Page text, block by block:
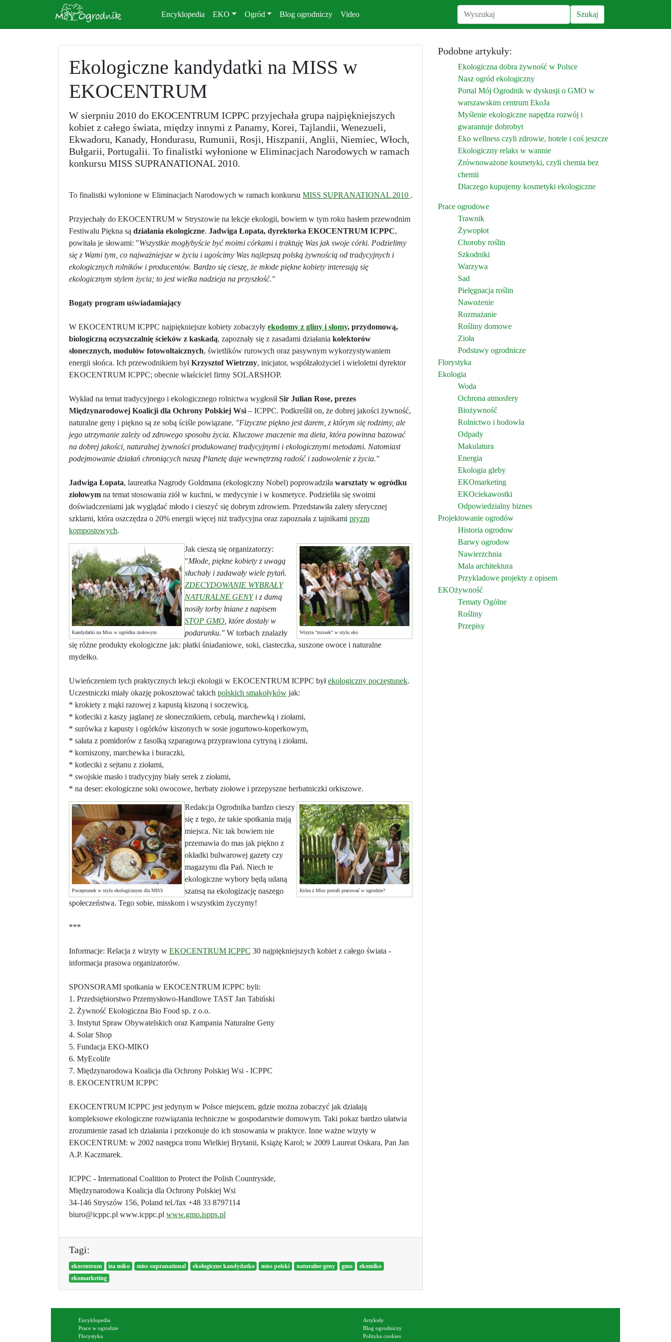
Encyklopedia EKO Ogród Blog ogrodniczy Video
Ekologiczne kandydatki na MISS w
EKOCENTRUM
W sierpniu 2010 do EKOCENTRUM ICPPC przyjechała grupa najpiękniejszych
kobiet z całego świata, między innymi z Panamy, Korei, Tajlandii, Wenezueli,
Ekwadoru, Kanady, Hondurasu, Rumunii, Rosji, Hiszpanii, Anglii, Niemiec, Włoch,
Bułgarii, Portugalii. To finalistki wyłonione w Eliminacjach Narodowych w ramach
konkursu MISS SUPRANATIONAL 2010.
To finalistki wyłonione w Eliminacjach Narodowych w ramach konkursu MISS SUPRANATIONAL 2010 .
Przyjechały do EKOCENTRUM w Stryszowie na lekcje ekologii, bowiem w tym roku hasłem przewodnim
Festiwalu Piękna są działania ekologiczne. Jadwiga Łopata, dyrektorka EKOCENTRUM ICPPC,
powitała je słowami: "Wszystkie mogłybyście być moimi córkami i traktuję Was jak swoje córki. Podzielimy
się z Wami tym, co najważniejsze w życiu i ugościmy Was najlepszą polską żywnością od tradycyjnych i
ekologicznych rolników i producentów. Bardzo się cieszę, że młode piękne kobiety interesują się
ekologicznym stylem życia; to jest wielka nadzieja na przyszłość."
Bogaty program uświadamiający
W EKOCENTRUM ICPPC najpiękniejsze kobiety zobaczyły ekodomy z gliny i słomy, przydomową,
biologiczną oczyszczalnię ścieków z kaskadą, zapoznały się z zasadami działania kolektorów
słonecznych, modułów fotowoltaicznych, świetlików rurowych oraz pasywnym wykorzystywaniem
energii słońca. Ich przewodnikiem byłKrzysztof Wietrzny, inicjator, współzałożyciel i wieloletni dyrektor
EKOCENTRUM ICPPC; obecnie właściciel firmy SOLARSHOP.
Wykład na temat tradycyjnego i ekologicznego rolnictwa wygłosiłSir Julian Rose, prezes
Międzynarodowej Koalicji dla Ochrony Polskiej Wsi– ICPPC. Podkreślił on, że dobrej jakości żywność,
naturalne geny i piękno są ze sobą ściśle powiązane. "Fizyczne piękno jest darem, z którym się rodzimy, ale
jego utrzymanie zależy od zdrowego sposobu życia. Kluczowe znaczenie ma dieta, która powinna bazować
na dobrej jakości, naturalnej żywności produkowanej tradycyjnymi i ekologicznymi metodami. Natomiast
podejmowanie działań chroniących naszą Planetę daje wewnętrzną radość i zadowolenie z życia."
Jadwiga Łopata, laureatka Nagrody Goldmana (ekologiczny Nobel) poprowadziła warsztaty w ogródku
ziołowym na temat stosowania ziół w kuchni, w medycynie i w kosmetyce. Podzieliła się swoimi
doświadczeniami jak wyglądać młodo i cieszyć się dobrym zdrowiem. Przedstawiła zalety sferycznej
szklarni, która oszczędza o 20% energii więcej niż tradycyjna oraz zapoznała z tajnikami pryzm
kompostowych.
Kandydatki na Miss w ogródku ziołowym Wizyta "missek" w stylu eko
Jak cieszą się organizatorzy:
"Młode, piękne kobiety z uwagą
słuchały i zadawały wiele pytań.
ZDECYDOWANIE WYBRAŁY
NATURALNE GENYi z dumą
nosiły torby lniane z napisem
STOP GMO, które dostały w
podarunku." W torbach znalazły
się różne produkty ekologiczne jak: płatki śniadaniowe, soki, ciasteczka, suszone owoce i naturalne
mydełko.
Uwieńczeniem tych praktycznych lekcji ekologii w EKOCENTRUM ICPPC byłekologiczny poczęstunek.
Uczestniczki miały okazję pokosztować takich polskich smakołyków jak:
* krokiety z mąki razowej z kapustą kiszoną i soczewicą,
* kotleciki z kaszy jaglanej ze słonecznikiem, cebulą, marchewką i ziołami,
* surówka z kapusty i ogórków kiszonych w sosie jogurtowo-koperkowym,
* sałata z pomidorów z fasolką szparagową przyprawiona cytryną i ziołami,
* korniszony, marchewka i buraczki,
* kotleciki z sejtanu z ziołami,
* swojskie masło i tradycyjny biały serek z ziołami,
* na deser: ekologiczne soki owocowe, herbaty ziołowe i przepyszne herbatniczki orkiszowe.
Poczęstunek w stylu ekologicznym dla MISS Która z Miss potrafi pracować w ogrodzie?
Redakcja Ogrodnika bardzo cieszy
się z tego, że takie spotkania mają
miejsca. Nic tak bowiem nie
przemawia do mas jak piękno z
okładki bulwarowej gazety czy
magazynu dla Pań. Niech te
ekologiczne wybory będą udaną
szansą na ekologizację naszego
społeczeństwa. Tego sobie, misskom i wszystkim życzymy!
***
Informacje: Relacja z wizyty w EKOCENTRUM ICPPC 30 najpiękniejszych kobiet z całego świata -
informacja prasowa organizatorów.
SPONSORAMI spotkania w EKOCENTRUM ICPPC byli:
1. Przedsiębiorstwo Przemysłowo-Handlowe TAST Jan Tabiński
2. Żywność Ekologiczna Bio Food sp. z o.o.
3. Instytut Spraw Obywatelskich oraz Kampania Naturalne Geny
4. Solar Shop
5. Fundacja EKO-MIKO
6. MyEcolife
7. Międzynarodowa Koalicja dla Ochrony Polskiej Wsi - ICPPC
8. EKOCENTRUM ICPPC
EKOCENTRUM ICPPC jest jedynym w Polsce miejscem, gdzie można zobaczyć jak działają
kompleksowe ekologiczne rozwiązania techniczne w gospodarstwie domowym. Taki pokaz bardzo ułatwia
zrozumienie zasad ich działania i przekonuje do ich stosowania w praktyce. Inne ważne wizyty w
EKOCENTRUM: w 2002 następca tronu Wielkiej Brytanii, Książę Karol; w 2009 Laureat Oskara, Pan Jan
A.P. Kaczmarek.
ICPPC - International Coalition to Protect the Polish Countryside,
Międzynarodowa Koalicja dla Ochrony Polskiej Wsi
34-146 Stryszów 156, Poland tel./fax +48 33 8797114
biuro@icppc.pl www.icppc.pl www.gmo.ispps.pl
Tagi:
ekocentrum iza miko miss supranational ekologiczne kandydatko miss polski naturalne geny gmo
ekomiko
ekomarketing
Podobne artykuły:
Ekologiczna dobra żywność w Polsce
Nasz ogród ekologiczny
Portal Mój Ogrodnik w dyskusji o GMO w
warszawskim centrum EkoJa
Myślenie ekologiczne napędza rozwój i
gwarantuje dobrobyt
Eko wellness czyli zdrowie, hotele i coś jeszcze
Ekologiczny relaks w wannie
Zrównoważone kosmetyki, czyli chemia bez
chemii
Dlaczego kupujemy kosmetyki ekologiczne
Prace ogrodowe
Trawnik
Żywopłot
Choroby roślin
Szkodniki
Warzywa
Sad
Pielęgnacja roślin
Nawożenie
Rozmażanie
Rośliny domowe
Zioła
Podstawy ogrodnicze
Florystyka
Ekologia
Woda
Ochrona atmosfery
Biożywność
Rolnictwo i hodowla
Odpady
Makulatura
Energia
Ekologia gleby
EKOmarketing
EKOciekawostki
Odpowiedzialny biznes
Projektowanie ogrodów
Historia ogrodow
Barwy ogrodow
Nawierzchnia
Mala architektura
Przykladowe projekty z opisem
EKOżywność
Tematy Ogólne
Rośliny
Przepisy
Encyklopedia
Prace w ogrodzie
Florystyka
Artykuły
Blog ogrodniczy
Polityka cookies